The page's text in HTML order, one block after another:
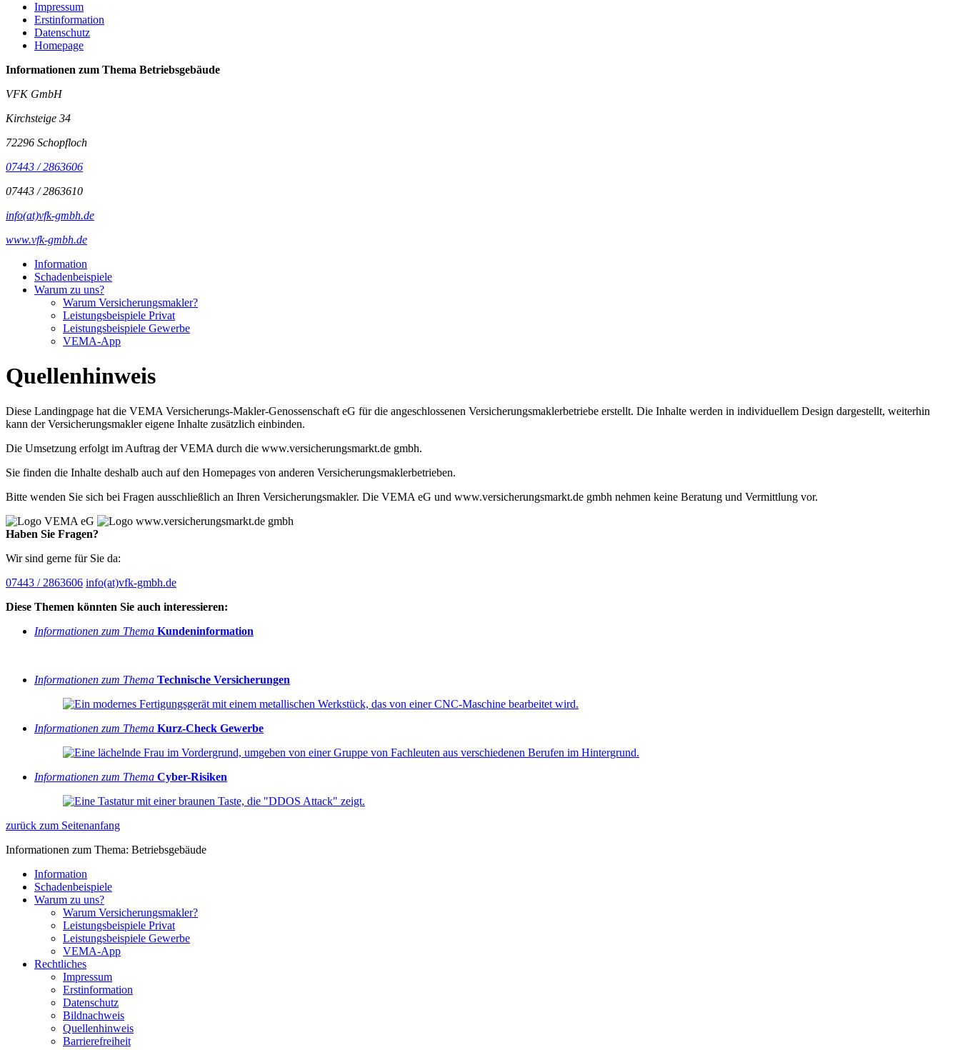
Impressum
Erstinformation
Datenschutz
Homepage
Informationen zum Thema Betriebsgebäude
VFK GmbH
Kirchsteige 34
72296 Schopfloch
07443 / 2863606
07443 / 2863610
info(at)vfk-gmbh.de
www.vfk-gmbh.de
Information
Schadenbeispiele
Warum zu uns?
Warum Versicherungsmakler?
Leistungsbeispiele Privat
Leistungsbeispiele Gewerbe
VEMA-App
Quellenhinweis
Diese Landingpage hat die VEMA Versicherungs-Makler-Genossenschaft eG für die angeschlossenen Versicherungsmaklerbetriebe erstellt. Die Inhalte werden in individuellem Design dargestellt, weiterhin
kann der Versicherungsmakler eigene Inhalte zusätzlich einbinden.
Die Umsetzung erfolgt im Auftrag der VEMA durch die www.versicherungsmarkt.de gmbh.
Sie finden die Inhalte deshalb auch auf den Homepages von anderen Versicherungsmaklerbetrieben.
Bitte wenden Sie sich bei Fragen ausschließlich an Ihren Versicherungsmakler. Die VEMA eG und www.versicherungsmarkt.de gmbh nehmen keine Beratung und Vermittlung vor.
Haben Sie Fragen?
Wir sind gerne für Sie da:
07443 / 2863606 info(at)vfk-gmbh.de
Diese Themen könnten Sie auch interessieren:
Informationen zum Thema Kundeninformation
Informationen zum Thema Technische Versicherungen
Informationen zum Thema Kurz-Check Gewerbe
Informationen zum Thema Cyber-Risiken
zurück zum Seitenanfang
Informationen zum Thema: Betriebsgebäude
Information
Schadenbeispiele
Warum zu uns?
Warum Versicherungsmakler?
Leistungsbeispiele Privat
Leistungsbeispiele Gewerbe
VEMA-App
Rechtliches
Impressum
Erstinformation
Datenschutz
Bildnachweis
Quellenhinweis
Barrierefreiheit